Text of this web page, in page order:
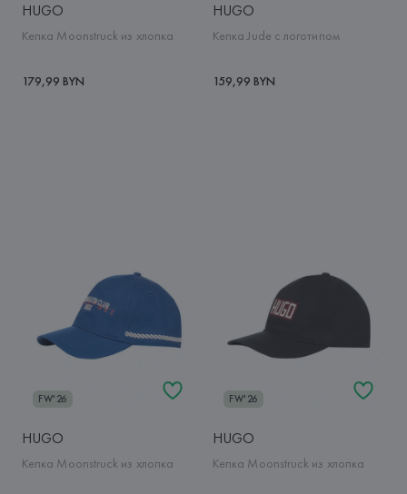
HUGO
Кепка Moonstruck из хлопка
179,99 BYN
HUGO
Кепка Jude с логотипом
159,99 BYN
FW'26
HUGO
Кепка Moonstruck из хлопка
FW'26
HUGO
Кепка Moonstruck из хлопка